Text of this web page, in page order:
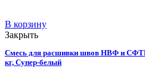
В корзину
Закрыть
Смесь для расшивки швов НВФ и
кг, Супер-белый